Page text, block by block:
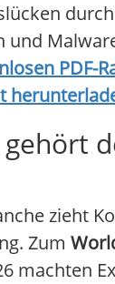
und
PDF-
zieht
Zum
machten